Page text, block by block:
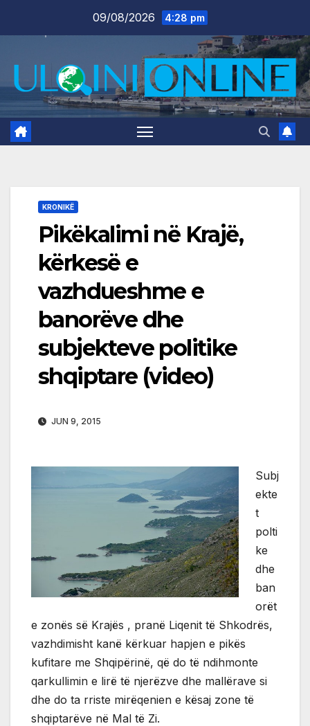
09/08/2026 4:28 pm
KRONIKË
Pikëkalimi në Krajë,
kërkesë e
vazhdueshme e
banorëve dhe
subjekteve politike
shqiptare (video)
JUN 9, 2015
Subj
ekte
t
polti
ke
dhe
ban
orët
e zonës së Krajës , pranë Liqenit të Shkodrës,
vazhdimisht kanë kërkuar hapjen e pikës
kufitare me Shqipërinë, që do të ndihmonte
qarkullimin e lirë të njerëzve dhe mallërave si
dhe do ta rriste mirëqenien e kësaj zone të
shqiptarëve në Mal të Zi.